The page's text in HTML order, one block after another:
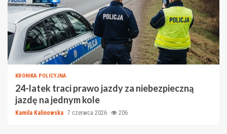
KRONIKA POLICYJNA
24-latek traci prawo jazdy za niebezpieczną
jazdę na jednym kole
Kamila Kalinowska 7 czerwca 2026 206